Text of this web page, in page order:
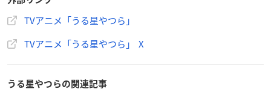
TVアニメ「うる星やつら」
TVアニメ「うる星やつら」 X
うる星やつらの関連記事